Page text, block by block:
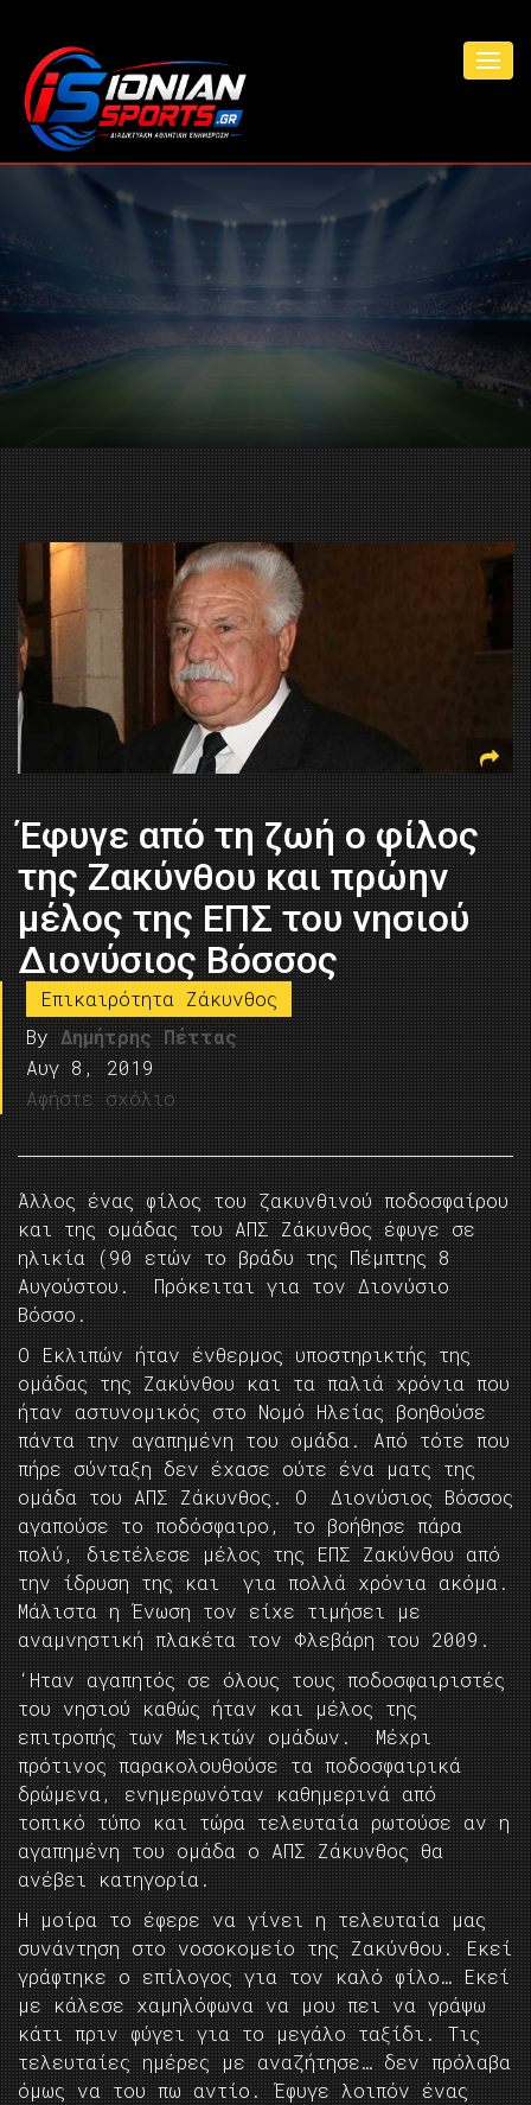
Έφυγε από τη ζωή ο φίλος
της Ζακύνθου και πρώην
μέλος της ΕΠΣ του νησιού
Διονύσιος Βόσσος
Επικαιρότητα Ζάκυνθος
By Δημήτρης Πέττας
Αυγ 8, 2019
Αφήστε σχόλιο
Άλλος ένας φίλος του ζακυνθινού ποδοσφαίρου
και της ομάδας του ΑΠΣ Ζάκυνθος έφυγε σε
ηλικία (90 ετών το βράδυ της Πέμπτης 8
Αυγούστου. Πρόκειται για τον Διονύσιο
Βόσσο.
Ο Εκλιπών ήταν ένθερμος υποστηρικτής της
ομάδας της Ζακύνθου και τα παλιά χρόνια που
ήταν αστυνομικός στο Νομό Ηλείας βοηθούσε
πάντα την αγαπημένη του ομάδα. Από τότε που
πήρε σύνταξη δεν έχασε ούτε ένα ματς της
ομάδα του ΑΠΣ Ζάκυνθος. Ο Διονύσιος Βόσσος
αγαπούσε το ποδόσφαιρο, το βοήθησε πάρα
πολύ, διετέλεσε μέλος της ΕΠΣ Ζακύνθου από
την ίδρυση της και για πολλά χρόνια ακόμα.
Μάλιστα η Ένωση τον είχε τιμήσει με
αναμνηστική πλακέτα τον Φλεβάρη του 2009.
‘Ηταν αγαπητός σε όλους τους ποδοσφαιριστές
του νησιού καθώς ήταν και μέλος της
επιτροπής των Μεικτών ομάδων. Μέχρι
πρότινος παρακολουθούσε τα ποδοσφαιρικά
δρώμενα, ενημερωνόταν καθημερινά από
τοπικό τύπο και τώρα τελευταία ρωτούσε αν η
αγαπημένη του ομάδα ο ΑΠΣ Ζάκυνθος θα
ανέβει κατηγορία.
Η μοίρα το έφερε να γίνει η τελευταία μας
συνάντηση στο νοσοκομείο της Ζακύνθου. Εκεί
γράφτηκε ο επίλογος για τον καλό φίλο… Εκεί
με κάλεσε χαμηλόφωνα να μου πει να γράψω
κάτι πριν φύγει για το μεγάλο ταξίδι. Τις
τελευταίες ημέρες με αναζήτησε… δεν πρόλαβα
όμως να του πω αντίο. Έφυγε λοιπόν ένας